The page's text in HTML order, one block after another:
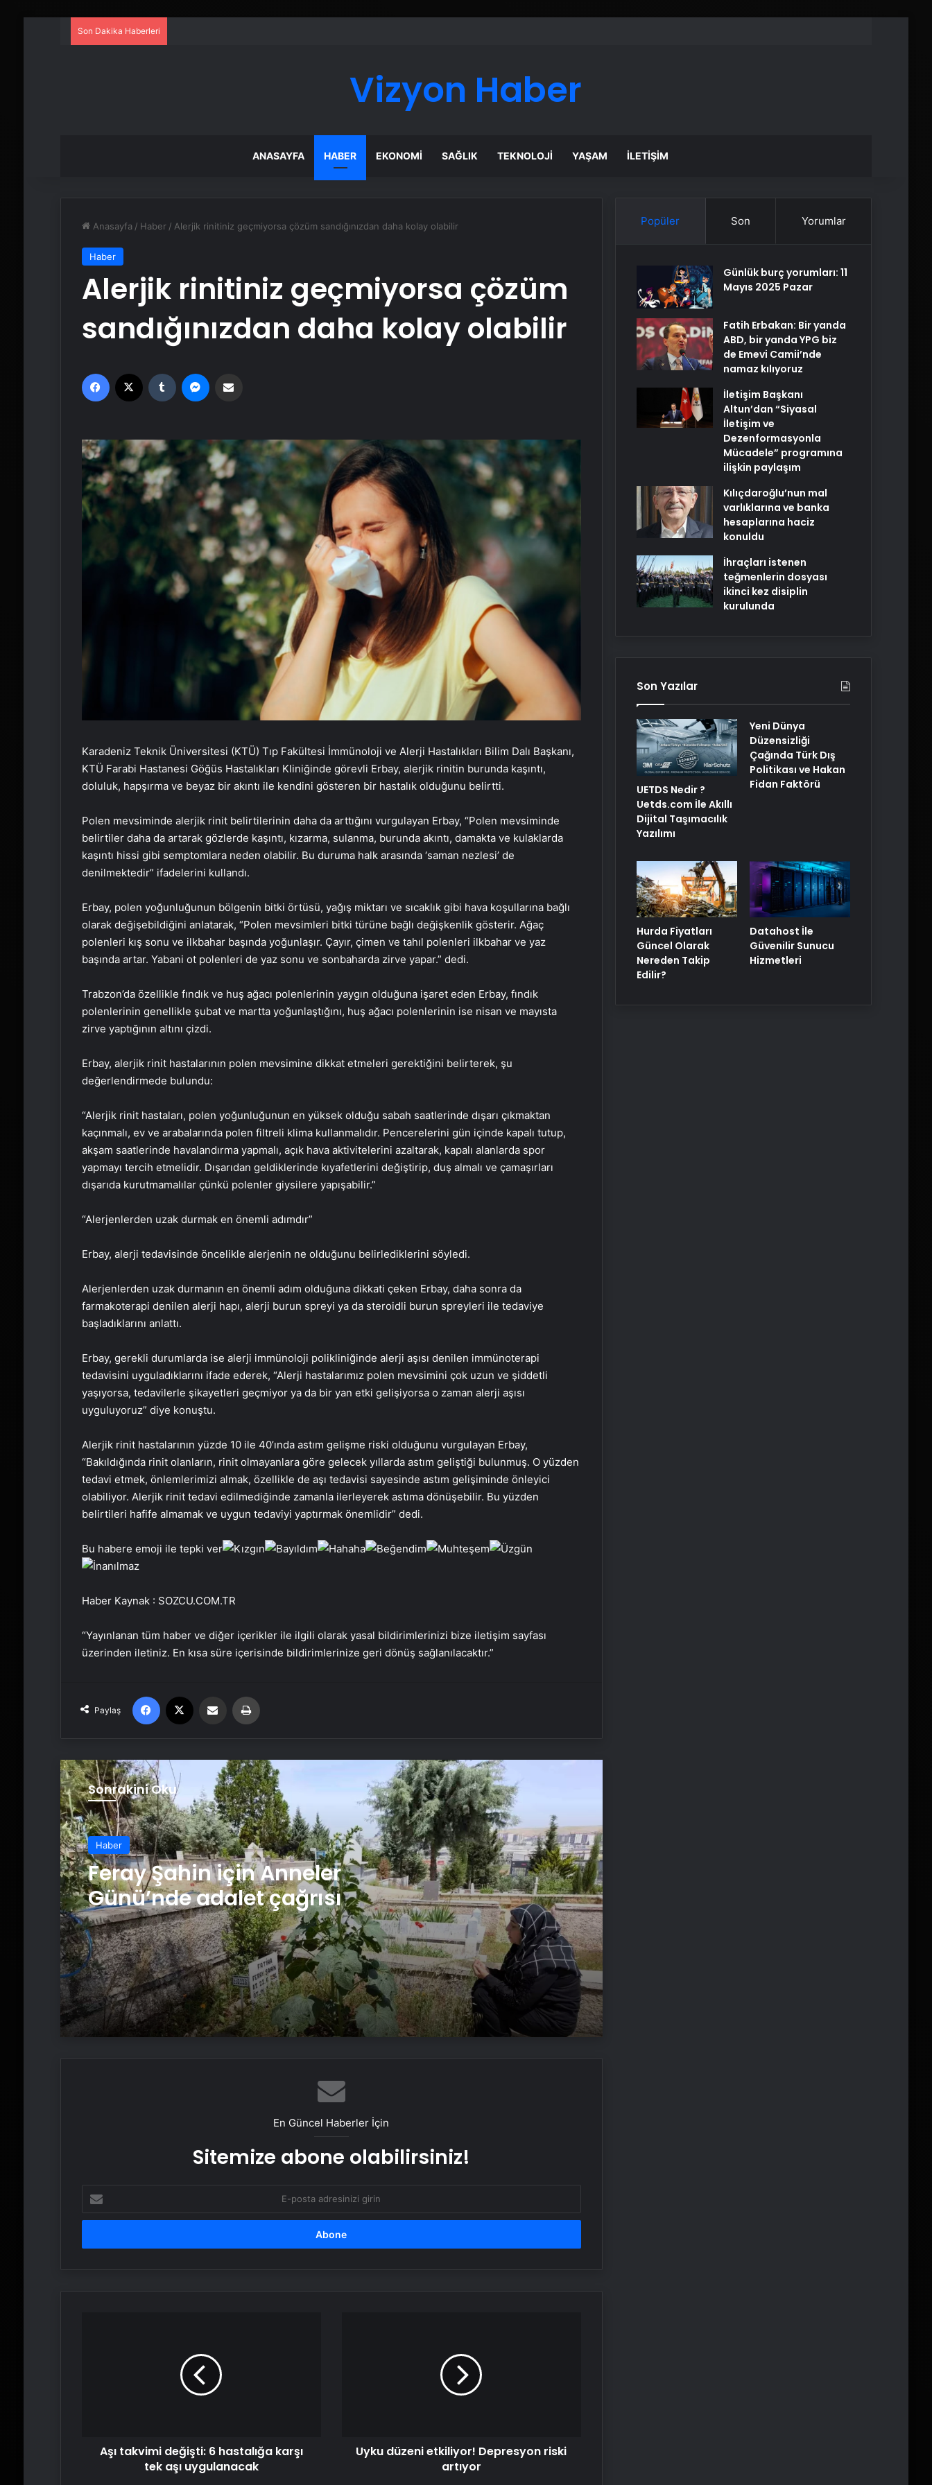
Son Dakika Haberleri
Vizyon Haber
ANASAYFA HABER EKONOMI SAĞLIK TEKNOLOJI YAŞAM İLETIŞIM
Anasayfa / Haber / Alerjik rinitiniz geçmiyorsa çözüm sandığınızdan daha kolay olabilir
Haber
Alerjik rinitiniz geçmiyorsa çözüm
sandığınızdan daha kolay olabilir
Facebook Tumblr
Karadeniz Teknik Üniversitesi (KTÜ) Tıp Fakültesi İmmünoloji ve Alerji Hastalıkları Bilim Dalı Başkanı,
KTÜ Farabi Hastanesi Göğüs Hastalıkları Kliniğinde görevli Erbay, alerjik rinitin burunda kaşıntı,
doluluk, hapşırma ve beyaz bir akıntı ile kendini gösteren bir hastalık olduğunu belirtti.
Polen mevsiminde alerjik rinit belirtilerinin daha da arttığını vurgulayan Erbay, “Polen mevsiminde
belirtiler daha da artarak gözlerde kaşıntı, kızarma, sulanma, burunda akıntı, damakta ve kulaklarda
kaşıntı hissi gibi semptomlara neden olabilir. Bu duruma halk arasında ‘saman nezlesi’ de
denilmektedir” ifadelerini kullandı.
Erbay, polen yoğunluğunun bölgenin bitki örtüsü, yağış miktarı ve sıcaklık gibi hava koşullarına bağlı
olarak değişebildiğini anlatarak, “Polen mevsimleri bitki türüne bağlı değişkenlik gösterir. Ağaç
polenleri kış sonu ve ilkbahar başında yoğunlaşır. Çayır, çimen ve tahıl polenleri ilkbahar ve yaz
başında artar. Yabani ot polenleri de yaz sonu ve sonbaharda zirve yapar.” dedi.
Trabzon’da özellikle fındık ve huş ağacı polenlerinin yaygın olduğuna işaret eden Erbay, fındık
polenlerinin genellikle şubat ve martta yoğunlaştığını, huş ağacı polenlerinin ise nisan ve mayısta
zirve yaptığının altını çizdi.
Erbay, alerjik rinit hastalarının polen mevsimine dikkat etmeleri gerektiğini belirterek, şu
değerlendirmede bulundu:
“Alerjik rinit hastaları, polen yoğunluğunun en yüksek olduğu sabah saatlerinde dışarı çıkmaktan
kaçınmalı, ev ve arabalarında polen filtreli klima kullanmalıdır. Pencerelerini gün içinde kapalı tutup,
akşam saatlerinde havalandırma yapmalı, açık hava aktivitelerini azaltarak, kapalı alanlarda spor
yapmayı tercih etmelidir. Dışarıdan geldiklerinde kıyafetlerini değiştirip, duş almalı ve çamaşırları
dışarıda kurutmamalılar çünkü polenler giysilere yapışabilir.”
“Alerjenlerden uzak durmak en önemli adımdır”
Erbay, alerji tedavisinde öncelikle alerjenin ne olduğunu belirlediklerini söyledi.
Alerjenlerden uzak durmanın en önemli adım olduğuna dikkati çeken Erbay, daha sonra da
farmakoterapi denilen alerji hapı, alerji burun spreyi ya da steroidli burun spreyleri ile tedaviye
başladıklarını anlattı.
Erbay, gerekli durumlarda ise alerji immünoloji polikliniğinde alerji aşısı denilen immünoterapi
tedavisini uyguladıklarını ifade ederek, “Alerji hastalarımız polen mevsimini çok uzun ve şiddetli
yaşıyorsa, tedavilerle şikayetleri geçmiyor ya da bir yan etki gelişiyorsa o zaman alerji aşısı
uyguluyoruz” diye konuştu.
Alerjik rinit hastalarının yüzde 10 ile 40’ında astım gelişme riski olduğunu vurgulayan Erbay,
“Bakıldığında rinit olanların, rinit olmayanlara göre gelecek yıllarda astım geliştiği bulunmuş. O yüzden
tedavi etmek, önlemlerimizi almak, özellikle de aşı tedavisi sayesinde astım gelişiminde önleyici
olabiliyor. Alerjik rinit tedavi edilmediğinde zamanla ilerleyerek astıma dönüşebilir. Bu yüzden
belirtileri hafife almamak ve uygun tedaviyi yaptırmak önemlidir” dedi.
Bu habere emoji ile tepki ver
Haber Kaynak : SOZCU.COM.TR
“Yayınlanan tüm haber ve diğer içerikler ile ilgili olarak yasal bildirimlerinizi bize iletişim sayfası
üzerinden iletiniz. En kısa süre içerisinde bildirimlerinize geri dönüş sağlanılacaktır.”
Paylaş
Facebook Email'den paylaş
Sonrakini Oku
Haber
Feray Şahin için Anneler
Günü’nde adalet çağrısı
Feray Şahin için Anneler Günü’nde
adalet çağrısı
Anneler Halı Sahada Buluşuyor
109 Yaşındaki Annenin Kutlaması
Esenyurt’ta Anneler Günü Pikniği
Aliağa Petkimspor Galip Geldi
Esenyurt’ta Anneler Günü Şenliği:
Kadınlara Özel Piknik Etkinliği
Hakkari’de Kadın Girişimcilerin Mutlu
Günü
En Güncel Haberler İçin
Sitemize abone olabilirsiniz!
posta
adresinizi
Aşı takvimi değişti: 6 hastalığa karşı
tek aşı uygulanacak
Uyku düzeni etkiliyor! Depresyon riski
artıyor
Popüler Son Yorumlar
Günlük burç yorumları: 11
Mayıs 2025 Pazar
Fatih Erbakan: Bir yanda
ABD, bir yanda YPG biz
de Emevi Camii’nde
namaz kılıyoruz
İletişim Başkanı
Altun’dan “Siyasal
İletişim ve
Dezenformasyonla
Mücadele” programına
ilişkin paylaşım
Kılıçdaroğlu’nun mal
varlıklarına ve banka
hesaplarına haciz
konuldu
İhraçları istenen
teğmenlerin dosyası
ikinci kez disiplin
kurulunda
Son Yazılar
UETDS Nedir ?
Uetds.com İle Akıllı
Dijital Taşımacılık
Yazılımı
Yeni Dünya
Düzensizliği
Çağında Türk Dış
Politikası ve Hakan
Fidan Faktörü
Hurda Fiyatları
Güncel Olarak
Nereden Takip
Edilir?
Datahost İle
Güvenilir Sunucu
Hizmetleri